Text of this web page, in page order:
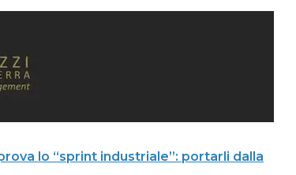
lo “sprint industriale”: portarli dalla